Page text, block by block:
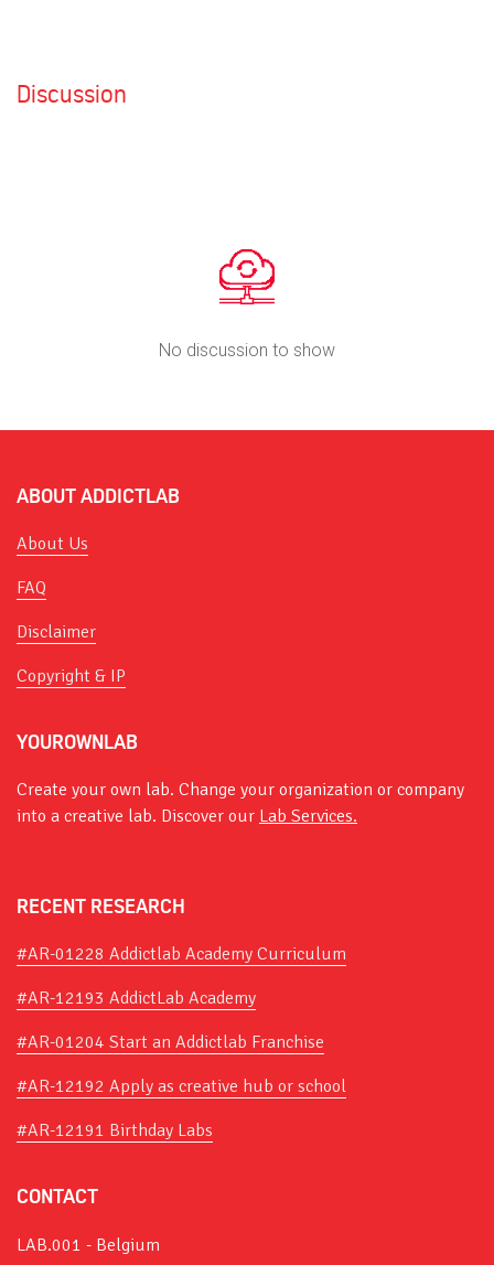
Discussion
No discussion to show
ABOUT ADDICTLAB
About Us
FAQ
Disclaimer
Copyright & IP
YOUROWNLAB
Create your own lab. Change your organization or company
into a creative lab. Discover our Lab Services.
RECENT RESEARCH
#AR-01228 Addictlab Academy Curriculum
#AR-12193 AddictLab Academy
#AR-01204 Start an Addictlab Franchise
#AR-12192 Apply as creative hub or school
#AR-12191 Birthday Labs
CONTACT
LAB.001 - Belgium